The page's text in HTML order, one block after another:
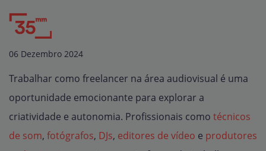
06 Dezembro 2024
Trabalhar como freelancer na área audiovisual é uma
oportunidade emocionante para explorar a
criatividade e autonomia. Profissionais como técnicos
de som, fotógrafos, DJs, editores de vídeo e produtores